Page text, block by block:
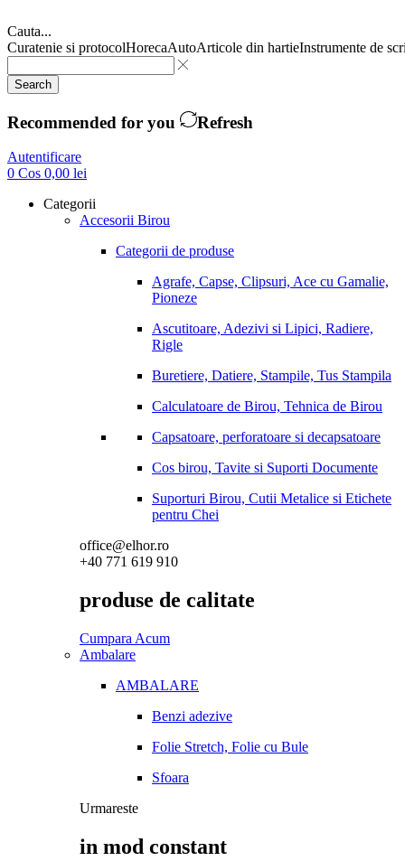
Cauta...
Curatenie si protocolHorecaAutoArticole din hartieInstrumente de
Search
Recommended for you Refresh
Autentificare
0 Cos 0,00 lei
Categorii
Accesorii Birou
Categorii de produse
Agrafe, Capse, Clipsuri, Ace cu Gamalie,
Pioneze
Ascutitoare, Adezivi si Lipici, Radiere,
Rigle
Buretiere, Datiere, Stampile, Tus Stampila
Calculatoare de Birou, Tehnica de Birou
Capsatoare, perforatoare si decapsatoare
Cos birou, Tavite si Suporti Documente
Suporturi Birou, Cutii Metalice si Etichete
pentru Chei
office@elhor.ro
+40 771 619 910
produse de calitate
Cumpara Acum
Ambalare
AMBALARE
Benzi adezive
Folie Stretch, Folie cu Bule
Sfoara
Urmareste
in mod constant